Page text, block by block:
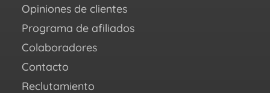
Opiniones de clientes
Programa de afiliados
Colaboradores
Contacto
Reclutamiento